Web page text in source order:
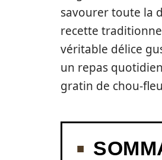
savourer toute la
recette
véritable délice
un repas
gratin de chou-